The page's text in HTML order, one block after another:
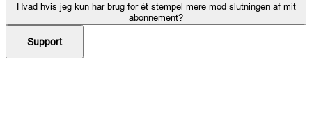
Hvad hvis jeg kun har brug for ét stempel mere mod slutningen af mit
abonnement?
Support